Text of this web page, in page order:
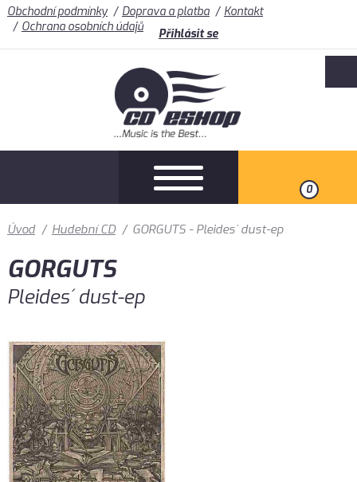
Obchodní podmínky Doprava a platba
Kontakt
Ochrana osobních údajů
Přihlásit se
0
Úvod / Hudební CD / GORGUTS - Pleides´ dust-ep
GORGUTS
Pleides´ dust-ep